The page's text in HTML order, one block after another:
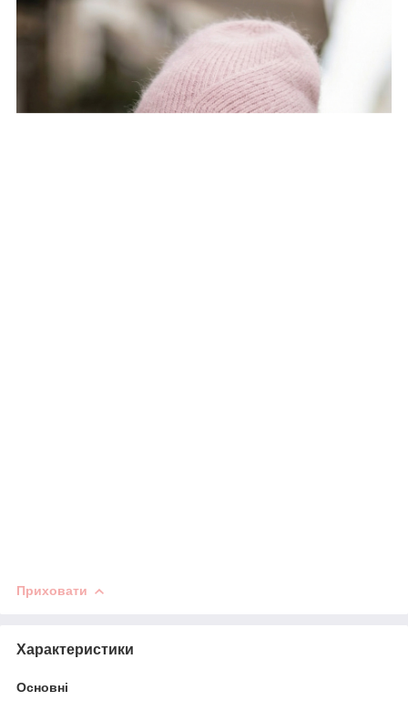
Приховати
Характеристики
Основні